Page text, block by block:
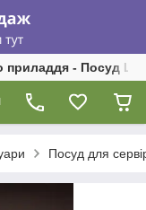
приладдя - Посуд
Посуд для